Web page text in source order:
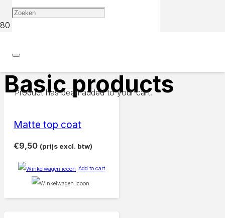
Producthas been added to your cart.
Basic products
Matte top coat
€9,50 (prijs excl. btw)
Add to cart